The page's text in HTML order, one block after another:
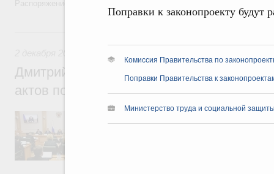
Поправки к законопроекту будут
Комиссия Правительства по
Поправки Правительства к
Министерство труда и социальной
Дмитрий Григоренко: Проблема
актов полностью решена
Заместитель Председателя
Правительства России принял участие в